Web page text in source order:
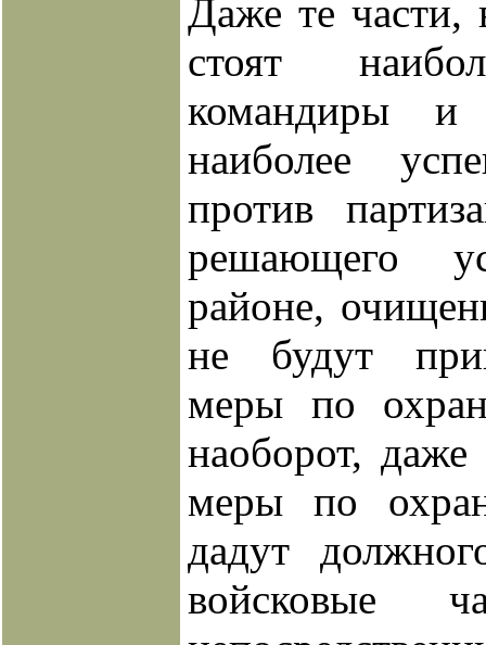
Даже те части,
стоят
командиры и
наиболее
против
решающего
районе,
не будут
меры по
наоборот,
меры по
дадут
войсковые